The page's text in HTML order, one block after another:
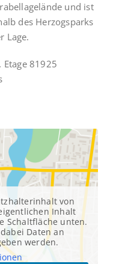
und ist
des Herzogsparks
Lage.
Etage 81925
von
Inhalt
Schaltfläche unten.
Daten an
werden.